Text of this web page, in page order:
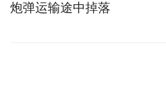
炮弹运输途中掉落